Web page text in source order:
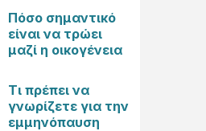
Πόσο σημαντικό
είναι να τρώει
μαζί η οικογένεια
Τι πρέπει να
γνωρίζετε για την
εμμηνόπαυση